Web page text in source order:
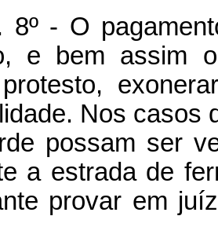
8º - O
e bem assim
Nos casos
possam ser
a estrada de
provar em